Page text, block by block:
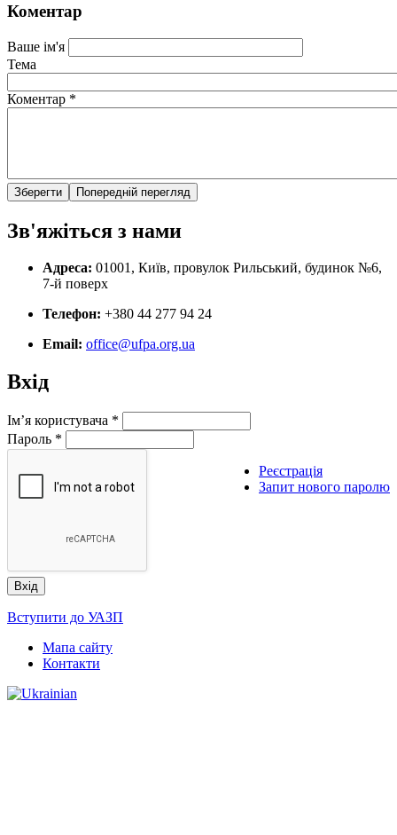
Коментар
Ваше ім'я
Тема
Коментар *
Зв'яжіться з нами
Адреса: 01001, Київ, провулок Рильський, будинок №6,
7-й поверх
Телефон: +380 44 277 94 24
Email: office@ufpa.org.ua
Вхід
Ім’я користувача *
Пароль *
Реєстрація
Запит нового паролю
Вступити до УАЗП
Мапа сайту
Контакти